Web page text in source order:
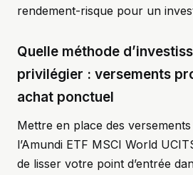
rendement-risque pour un
Quelle méthode
privilégier : versements
achat ponctuel
Mettre en place des
l’Amundi ETF MSCI World
de lisser votre point d’entrée